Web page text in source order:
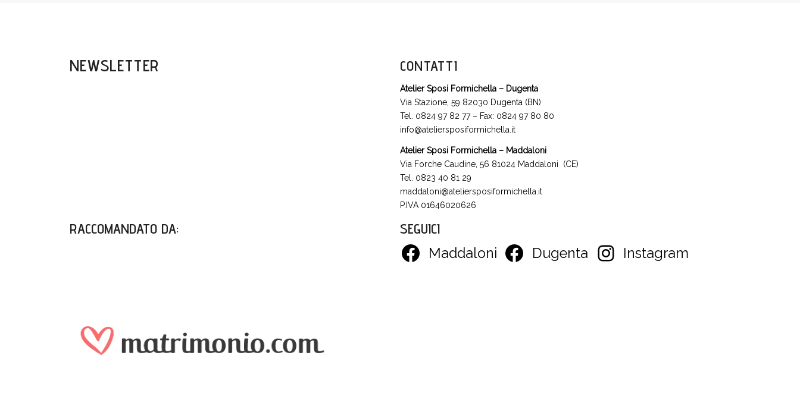
NEWSLETTER CONTATTI
Atelier Sposi Formichella – Dugenta
Via Stazione, 59 82030 Dugenta (BN)
Tel. 0824 97 82 77 – Fax: 0824 97 80 80
info@ateliersposiformichella.it
Atelier Sposi Formichella – Maddaloni
Via Forche Caudine, 56 81024 Maddaloni (CE)
Tel. 0823 40 81 29
maddaloni@ateliersposiformichella.it
P.IVA 01646020626
RACCOMANDATO DA: SEGUICI
Maddaloni Dugenta Instagram